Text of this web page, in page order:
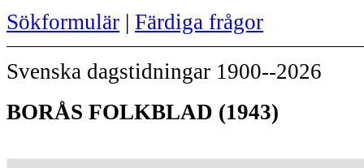
Sökformulär | Färdiga frågor
Svenska dagstidningar 1900--2026
BORÅS FOLKBLAD (1943)